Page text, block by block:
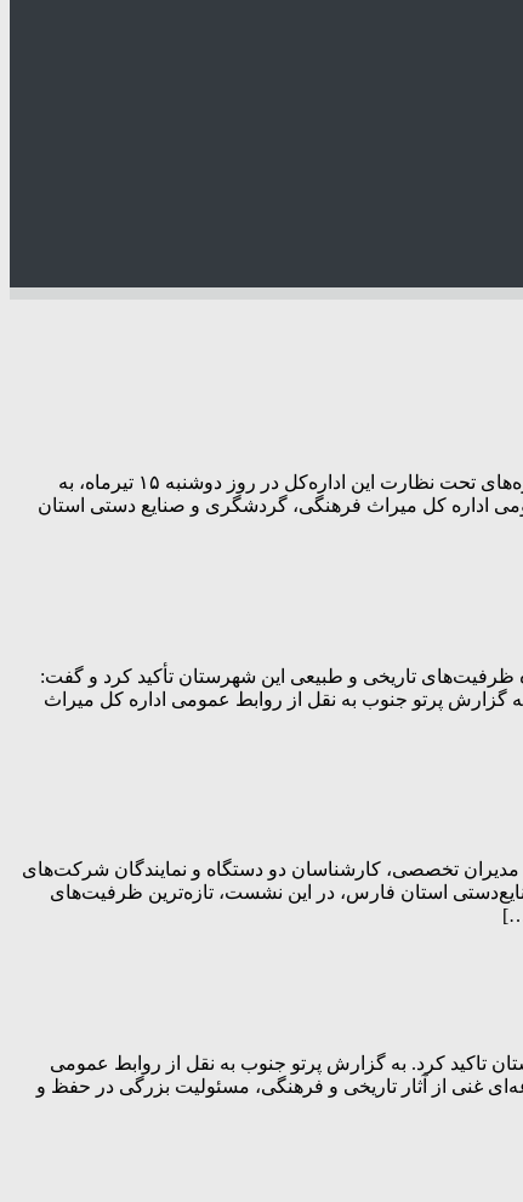
سرپرست اداره روابط‌ عمومی اداره‌کل میراث‌فرهنگی، گردشگری و صنایع‌دستی استان فارس، اعلام کرد: تمامی اماکن تاریخی‌فرهنگی و موزه‌های تحت نظارت این اداره‌کل در روز دوشنبه ۱۵ تیرماه، به
اداره کل میراث فرهنگی، گردشگری و صنایع دستی استان
تاریخی و طبیعی این شهرستان تأکید کرد و گفت:
گزارش پرتو جنوب به نقل از روابط عمومی اداره کل میراث
تخصصی، کارشناسان دو دستگاه و نمایندگان شرکت‌های
استان فارس، در این نشست، تازه‌ترین ظرفیت‌های
تاکید کرد. به گزارش پرتو جنوب به نقل از روابط عمومی
غنی از آثار تاریخی و فرهنگی، مسئولیت بزرگی در حفظ و